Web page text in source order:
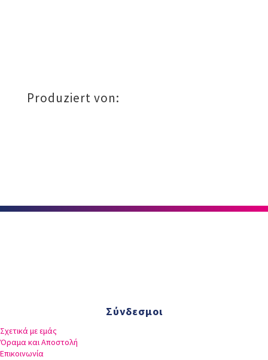
Produziert von:
Σύνδεσμοι
Σχετικά με εμάς
Όραμα και Αποστολή
Επικοινωνία